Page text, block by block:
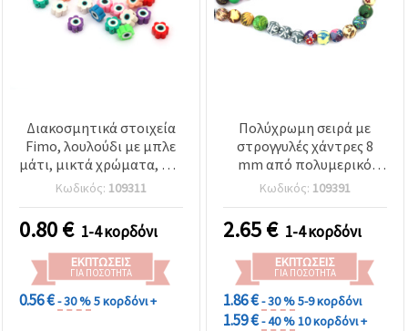
Διακοσμητικά στοιχεία
Fimo, λουλούδι με μπλε
μάτι, μικτά χρώματα, 9x4
mm, τρύπα 2 mm - 20
τεμ.
Κωδικός: 109311
0.80€ 1-4 κορδόνι
ΕΚΠΤΏΣΕΙΣ
ΓΙΑ ΠΟΣΌΤΗΤΑ
0.56 €- 30 %5 κορδόνι +
Πολύχρωμη σειρά με
στρογγυλές χάντρες 8
mm από πολυμερικό
πηλό FIMO, οπή 2 mm -
49 τεμ.
Κωδικός: 109391
2.65€ 1-4 κορδόνι
ΕΚΠΤΏΣΕΙΣ
ΓΙΑ ΠΟΣΌΤΗΤΑ
1.86 €- 30 %5-9 κορδόνι
1.59 €- 40 %10 κορδόνι +